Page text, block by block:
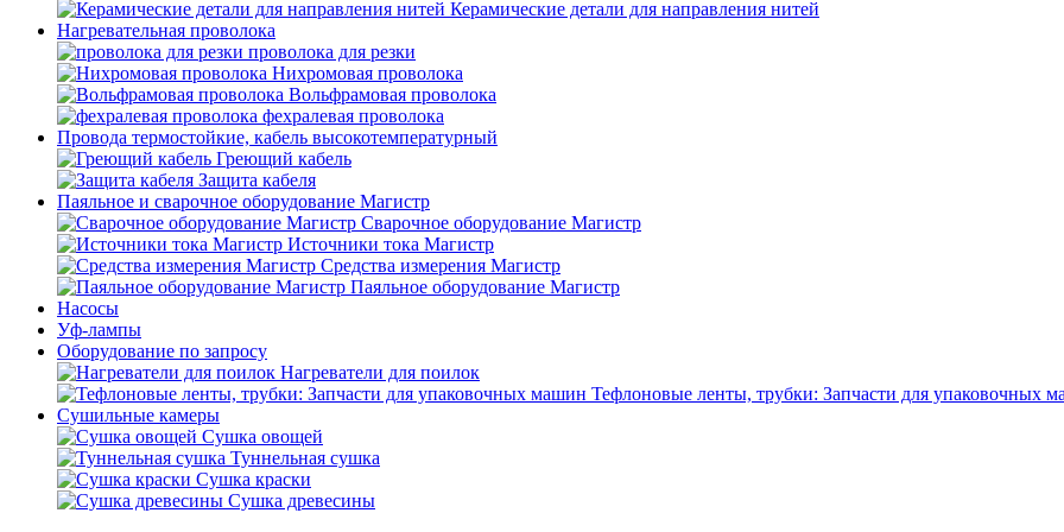
Керамические детали для направления нитей
Нагревательная проволока
проволока для резки
Нихромовая проволока
Вольфрамовая проволока
фехралевая проволока
Провода термостойкие, кабель высокотемпературный
Греющий кабель
Защита кабеля
Паяльное и сварочное оборудование Магистр
Сварочное оборудование Магистр
Источники тока Магистр
Средства измерения Магистр
Паяльное оборудование Магистр
Насосы
Уф-лампы
Оборудование по запросу
Нагреватели для поилок
Тефлоновые ленты, трубки: Запчасти для упаковочных
Сушильные камеры
Сушка овощей
Туннельная сушка
Сушка краски
Сушка древесины